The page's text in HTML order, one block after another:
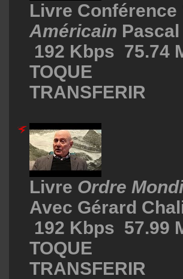
Livre Conférence
Américain
192 Kbps 75.74
TOQUE
TRANSFERIR
Livre Ordre
Avec Gérard
192 Kbps 57.99
TOQUE
TRANSFERIR